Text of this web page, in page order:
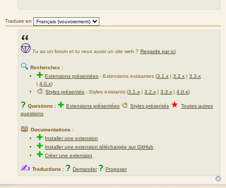
Traduire en
Tu as un forum et tu veux aussi un site web ? Regarde par ici.
🔍 Recherches :
✚Extensions présentées - Extensions existantes (3.1.x |3.2.x |3.3.x
|4.0.x)
🎨Styles présentés - Styles existants (3.1.x |3.2.x |3.3.x |4.0.x)
? Questions : ✚ Extensions présentées 🎨 Styles présentés ★ Toutes autres
questions
📖 Documentations :
✚ Installer une extension
✚ Installer une extension téléchargée sur GitHub
✚Créer une extension
✍ Traductions : ? Demander ? Proposer